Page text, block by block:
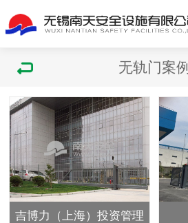
无轨门案例
吉博力（上海）投资管理